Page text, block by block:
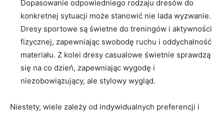
Dopasowanie odpowiedniego rodzaju dresów do
konkretnej sytuacji może stanowić ‍nie ‌lada ⁣wyzwanie.
⁢Dresy sportowe są⁤ świetne ⁤do treningów ‍i⁢ aktywności
fizycznej, zapewniając swobodę​ ruchu i oddychalność
materiału. Z kolei ‍dresy casualowe świetnie sprawdzą
się na co dzień, zapewniając ⁣wygodę i
niezobowiązujący, ale ⁤stylowy wygląd.
Niestety,⁣ wiele zależy od ​indywidualnych preferencji i